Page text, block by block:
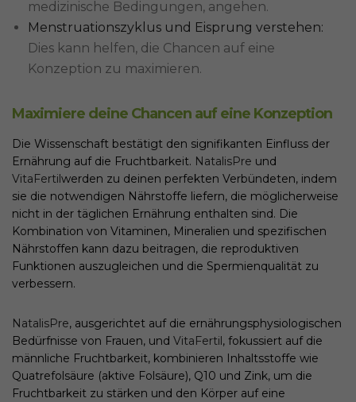
medizinische Bedingungen, angehen.
Menstruationszyklus und Eisprung verstehen:
Dies kann helfen, die Chancen auf eine
Konzeption zu maximieren.
Maximiere deine Chancen auf eine Konzeption
Die Wissenschaft bestätigt den signifikanten Einfluss der
Ernährung auf die Fruchtbarkeit. NatalisPre und
VitaFertilwerden zu deinen perfekten Verbündeten, indem
sie die notwendigen Nährstoffe liefern, die möglicherweise
nicht in der täglichen Ernährung enthalten sind. Die
Kombination von Vitaminen, Mineralien und spezifischen
Nährstoffen kann dazu beitragen, die reproduktiven
Funktionen auszugleichen und die Spermienqualität zu
verbessern.
NatalisPre, ausgerichtet auf die ernährungsphysiologischen
Bedürfnisse von Frauen, und VitaFertil, fokussiert auf die
männliche Fruchtbarkeit, kombinieren Inhaltsstoffe wie
Quatrefolsäure (aktive Folsäure), Q10 und Zink, um die
Fruchtbarkeit zu stärken und den Körper auf eine